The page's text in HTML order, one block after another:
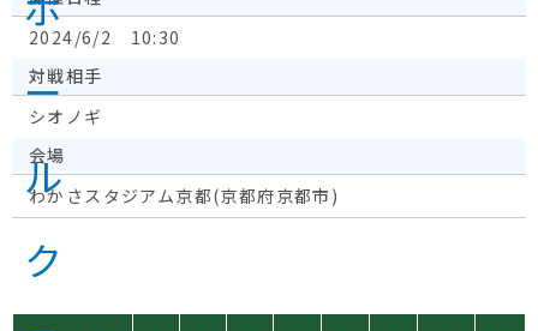
2024/6/2 10:30
対戦相手
シオノギ
会場
わかさスタジアム京都(京都府京都市)